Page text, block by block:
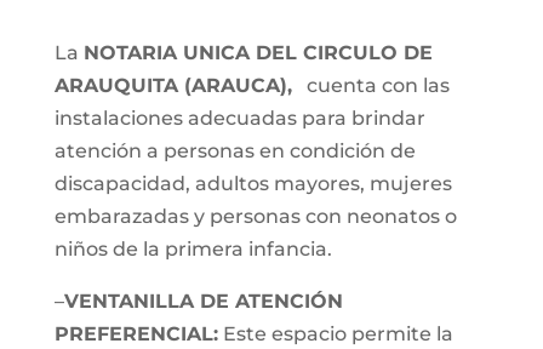
La NOTARIA UNICA DEL CIRCULO DE
ARAUQUITA (ARAUCA),cuenta con las
instalaciones adecuadas para brindar
atención a personas en condición de
discapacidad, adultos mayores, mujeres
embarazadas y personas con neonatos o
niños de la primera infancia.
–VENTANILLA DE ATENCIÓN
PREFERENCIAL:Este espacio permite la